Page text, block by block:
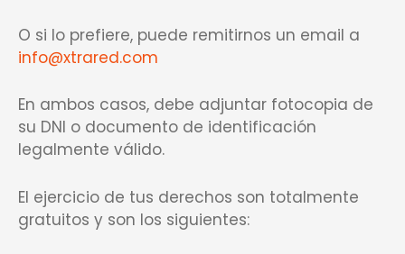
O si lo prefiere, puede remitirnos un email a
info@xtrared.com
En ambos casos, debe adjuntar fotocopia de
su DNI o documento de identificación
legalmente válido.
El ejercicio de tus derechos son totalmente
gratuitos y son los siguientes: